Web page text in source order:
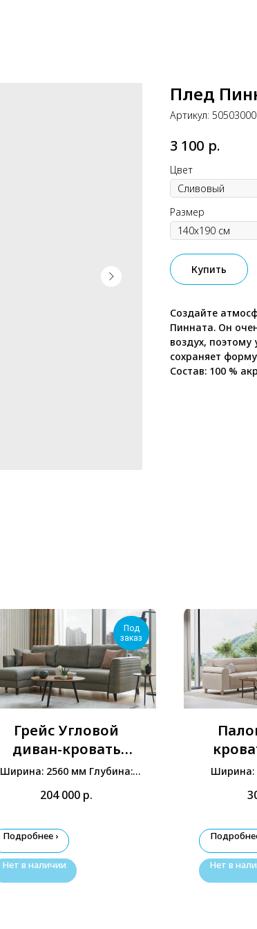
Плед
Артикул:
3 100 р.
Цвет
Размер
Купить
Создайте
Пинната. Он
воздух,
сохраняет
Состав: 100 %
Под
заказ
Грейс Угловой
диван-кровать
(Большой)
Ширина: 2560 мм Глубина:
204 000 р.
Подробнее ›
Нет в наличии
Ширина:
Нет в